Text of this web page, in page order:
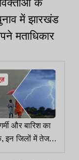
के
में झारखंड
मताधिकार
और बारिश का
जिलों में तेज
बारिश का अलर्ट